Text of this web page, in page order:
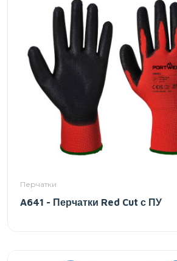
Перчатки
A641 - Перчатки Red Cut с ПУ